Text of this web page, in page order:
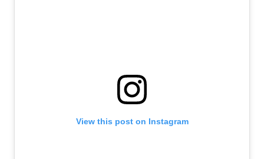
View this post on Instagram